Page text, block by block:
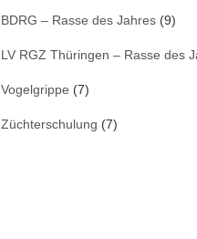
BDRG – Rasse des Jahres (9)
LV RGZ Thüringen – Rasse des
Vogelgrippe (7)
Züchterschulung (7)